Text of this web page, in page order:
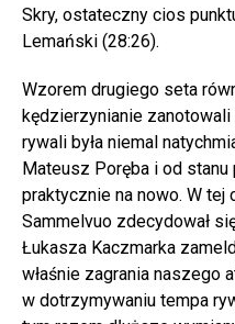
Skry, ostateczny cios
Lemański (28:26).
Wzorem drugiego seta
kędzierzynianie zanotowali
rywali była niemal
Mateusz Poręba i od stanu
praktycznie na nowo. W tej
Sammelvuo zdecydował
Łukasza Kaczmarka
właśnie zagrania naszego
w dotrzymywaniu tempa